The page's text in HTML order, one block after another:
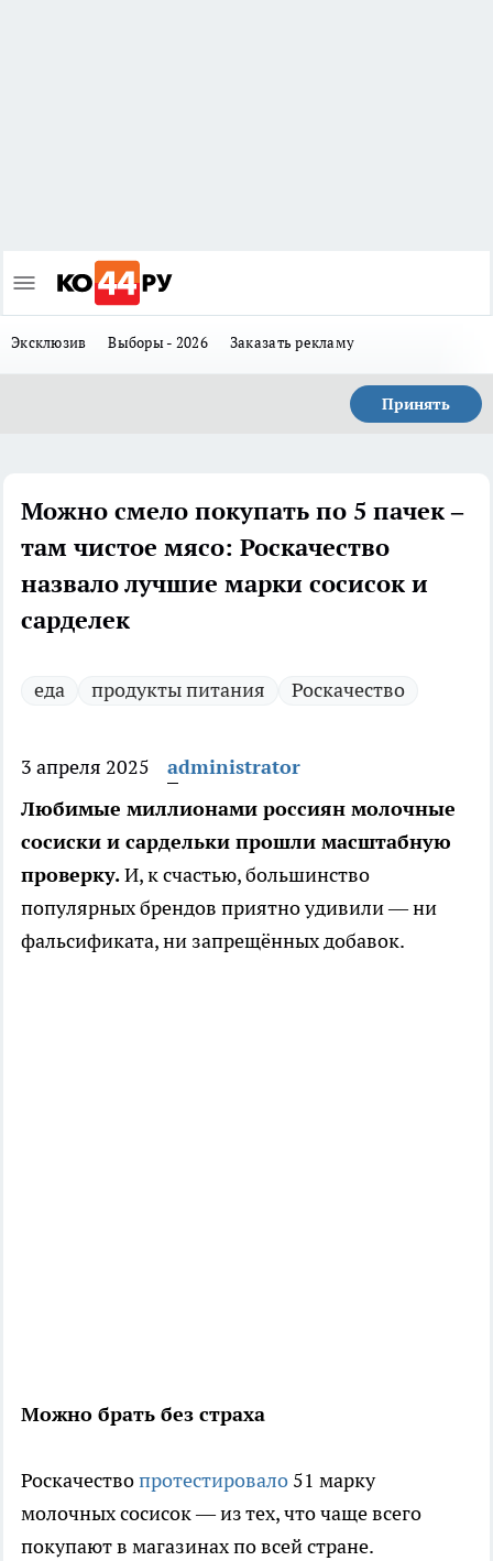
Эксклюзив Выборы - 2026 Заказать рекламу
Принять
Можно смело покупать по 5 пачек –
там чистое мясо: Роскачество
назвало лучшие марки сосисок и
сарделек
еда продукты питания Роскачество
3 апреля 2025
administrator
Любимые миллионами россиян молочные
сосиски и сардельки прошли масштабную
проверку.И, к счастью, большинство
популярных брендов приятно удивили — ни
фальсификата, ни запрещённых добавок.
Можно брать без страха
Роскачествопротестировало 51 марку
молочных сосисок — из тех, что чаще всего
покупают в магазинах по всей стране.